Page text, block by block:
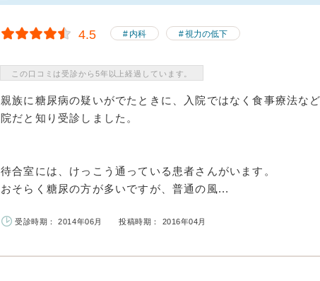
4.5 内科 視力の低下
この口コミは受診から5年以上経過しています。
親族に糖尿病の疑いがでたときに、入院ではなく食事療法な
院だと知り受診しました。
待合室には、けっこう通っている患者さんがいます。
おそらく糖尿の方が多いですが、普通の風...
受診時期： 2014年06月 投稿時期： 2016年04月